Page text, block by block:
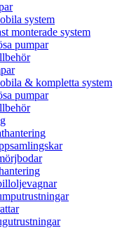
system
monterade system
pumpar
& kompletta system
pumpar